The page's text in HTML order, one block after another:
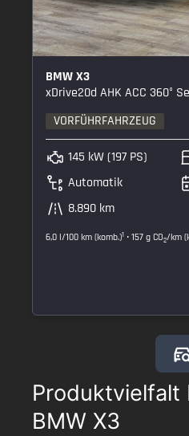
BMW X3
xDrive20d AHK ACC 360°
VORFÜHRFAHRZEUG
145 kW (197 PS)
Automatik
8.890 km
6,0 l/100 km (komb.)1 • 157 g CO2/km
Produktvielfalt
BMW X3